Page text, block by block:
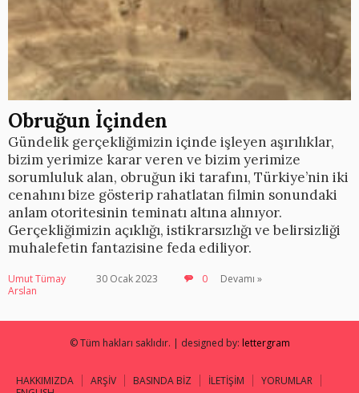
Obruğun İçinden
Gündelik gerçekliğimizin içinde işleyen aşırılıklar,
bizim yerimize karar veren ve bizim yerimize
sorumluluk alan, obruğun iki tarafını, Türkiye’nin iki
cenahını bize gösterip rahatlatan filmin sonundaki
anlam otoritesinin teminatı altına alınıyor.
Gerçekliğimizin açıklığı, istikrarsızlığı ve belirsizliği
muhalefetin fantazisine feda ediliyor.
Umut Tümay
Arslan
30 Ocak 2023 0 Devamı »
© Tüm hakları saklıdır. | designed by: lettergram
HAKKIMIZDA ARŞİV BASINDA BİZ İLETİŞİM
YORUMLAR